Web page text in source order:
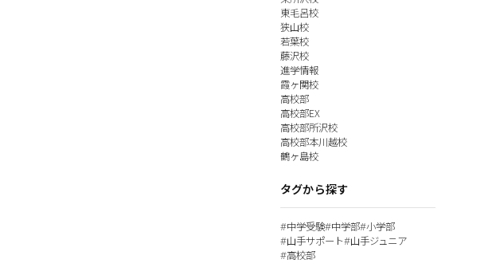
東毛呂校
狭山校
若葉校
藤沢校
進学情報
霞ヶ関校
高校部
高校部EX
高校部所沢校
高校部本川越校
鶴ヶ島校
タグから探す
#中学受験#中学部#小学部
#山手サポート#山手ジュニア
#高校部